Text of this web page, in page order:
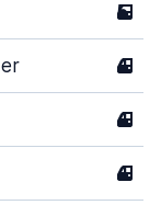
5
4
4
4